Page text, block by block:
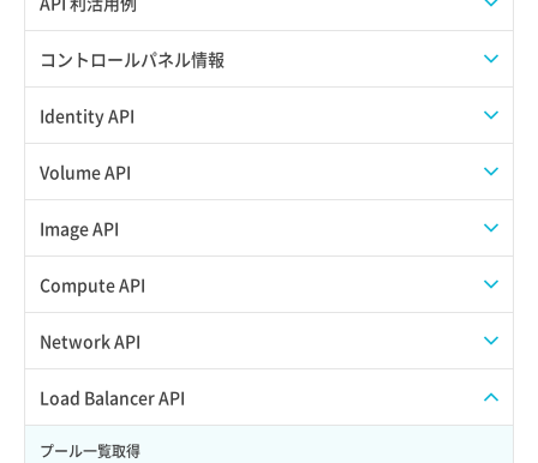
APIでAPIサブユーザーを作成する
APIでVPSにISOイメージを挿入する
APIでVPSを作成する
コントロールパネル情報
APIユーザーを作成する
API情報を確認する
Identity API
Credential一覧取得
Credential作成
Credential削除
サブユーザーにロールを紐づけ
Volume API
スナップショット一覧取得
スナップショット作成
スナップショット削除
Image API
ISOイメージアップロード
ISOイメージ作成
イメージ一覧取得
イメージ保存使用量取得
Compute API
ISOイメージ挿入/排出
SSHキーペア一覧取得
SSHキーペア作成
Network API
QoSポリシー一覧取得
QoSポリシー詳細取得
Load Balancer API
プール一覧取得